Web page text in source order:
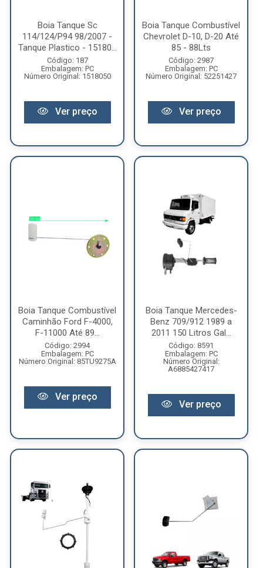
Boia Tanque Sc
114/124/P94 98/2007 -
Tanque Plastico - 15180...
Código: 187
Embalagem: PC
Número Original: 1518050
Ver preço
Boia Tanque Combustível
Chevrolet D-10, D-20 Até
85 - 88Lts
Código: 2987
Embalagem: PC
Número Original: 52251427
Ver preço
Boia Tanque Combustível
Caminhão Ford F-4000,
F-11000 Até 89...
Código: 2994
Embalagem: PC
Número Original: 85TU9275A
Ver preço
Boia Tanque Mercedes-
Benz 709/912 1989 a
2011 150 Litros Gal...
Código: 8591
Embalagem: PC
Número Original:
A6885427417
Ver preço